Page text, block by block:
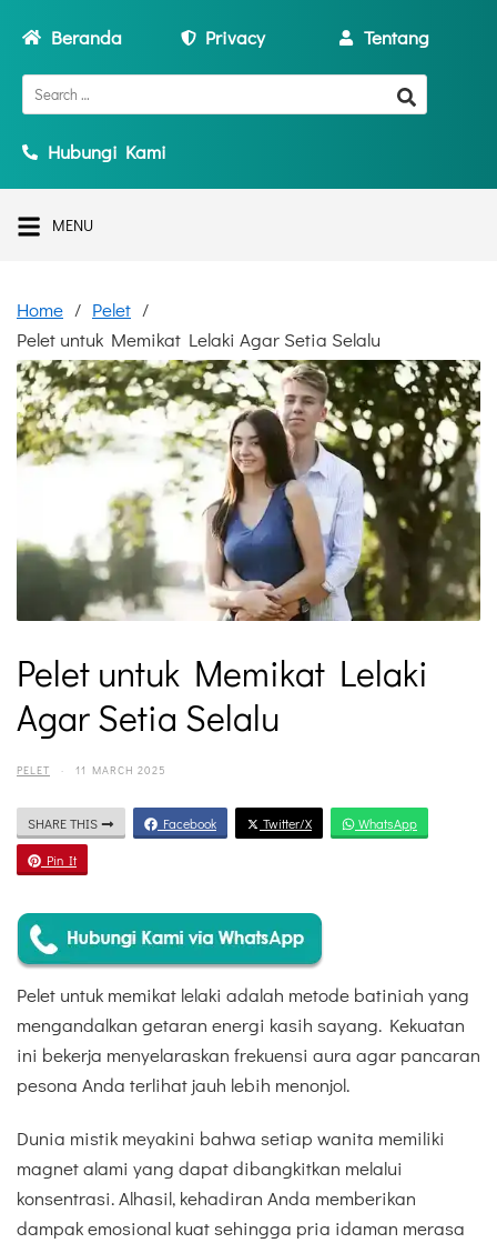
Beranda Privacy Tentang
Hubungi Kami
MENU
Home
Pelet
Pelet untuk Memikat Lelaki Agar Setia Selalu
Pelet untuk Memikat Lelaki
Agar Setia Selalu
PELET · 11 MARCH 2025
SHARE THIS Facebook Twitter/X WhatsApp
Pin It
Pelet untuk memikat lelaki adalah metode batiniah yang
mengandalkan getaran energi kasih sayang. Kekuatan
ini bekerja menyelaraskan frekuensi aura agar pancaran
pesona Anda terlihat jauh lebih menonjol.
Dunia mistik meyakini bahwa setiap wanita memiliki
magnet alami yang dapat dibangkitkan melalui
konsentrasi. Alhasil, kehadiran Anda memberikan
dampak emosional kuat sehingga pria idaman merasa